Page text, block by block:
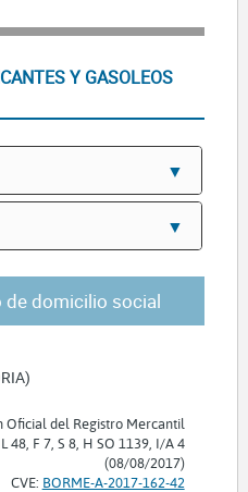
Y GASOLEOS
de domicilio social
Oficial del Registro Mercantil
48, F 7, S 8, H SO 1139, I/A 4
(08/08/2017)
CVE: BORME-A-2017-162-42